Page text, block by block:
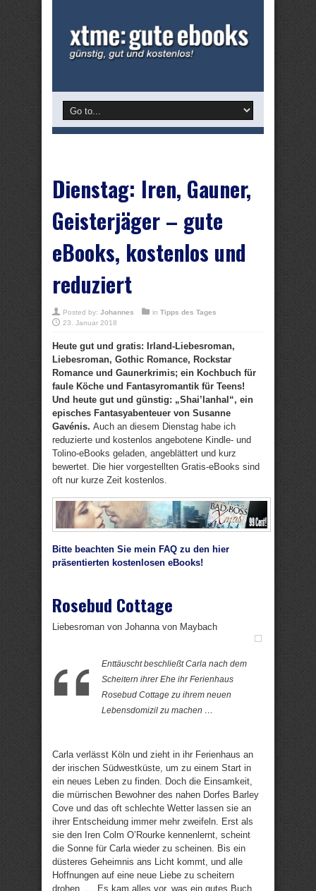
Dienstag: Iren, Gauner,
Geisterjäger – gute
eBooks, kostenlos und
reduziert
Posted by: Johannes in Tipps des Tages
23. Januar 2018
Heute gut und gratis: Irland-Liebesroman,
Liebesroman, Gothic Romance, Rockstar
Romance und Gaunerkrimis; ein Kochbuch für
faule Köche und Fantasyromantik für Teens!
Und heute gut und günstig: „Shai’lanhal“, ein
episches Fantasyabenteuer von Susanne
Gavénis. Auch an diesem Dienstag habe ich
reduzierte und kostenlos angebotene Kindle- und
Tolino-eBooks geladen, angeblättert und kurz
bewertet. Die hier vorgestellten Gratis-eBooks sind
oft nur kurze Zeit kostenlos.
Bitte beachten Sie mein FAQ zu den hier
präsentierten kostenlosen eBooks!
Rosebud Cottage
Liebesroman von Johanna von Maybach
Enttäuscht beschließt Carla nach dem
Scheitern ihrer Ehe ihr Ferienhaus
Rosebud Cottage zu ihrem neuen
Lebensdomizil zu machen …
Carla verlässt Köln und zieht in ihr Ferienhaus an
der irischen Südwestküste, um zu einem Start in
ein neues Leben zu finden. Doch die Einsamkeit,
die mürrischen Bewohner des nahen Dorfes Barley
Cove und das oft schlechte Wetter lassen sie an
ihrer Entscheidung immer mehr zweifeln. Erst als
sie den Iren Colm O’Rourke kennenlernt, scheint
die Sonne für Carla wieder zu scheinen. Bis ein
düsteres Geheimnis ans Licht kommt, und alle
Hoffnungen auf eine neue Liebe zu scheitern
drohen … „Es kam alles vor, was ein gutes Buch